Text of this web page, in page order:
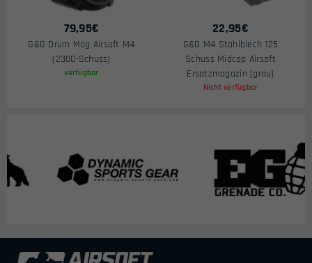
79,95€
G&G Drum Mag Airsoft M4
(2300-Schuss)
verfügbar
22,95€
G&G M4 Stahlblech 125
Schuss Midcap Airsoft
Ersatzmagazin (grau)
Nicht verfügbar